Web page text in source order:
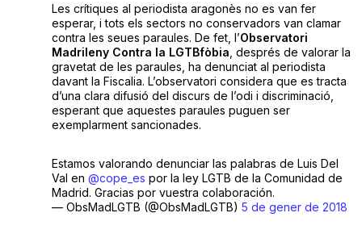
Les crítiques al periodista aragonès no es van fer
esperar, i tots els sectors no conservadors van clamar
contra les seues paraules. De fet, l’Observatori
Madrileny Contra la LGTBfòbia , després de valorar la
gravetat de les paraules, ha denunciat al periodista
davant la Fiscalia. L’observatori considera que es tracta
d’una clara difusió del discurs de l’odi i discriminació,
esperant que aquestes paraules puguen ser
exemplarment sancionades.
Estamos valorando denunciar las palabras de Luis Del
Val en @cope_es por la ley LGTB de la Comunidad de
Madrid. Gracias por vuestra colaboración.
— ObsMadLGTB (@ObsMadLGTB) 5 de gener de 2018